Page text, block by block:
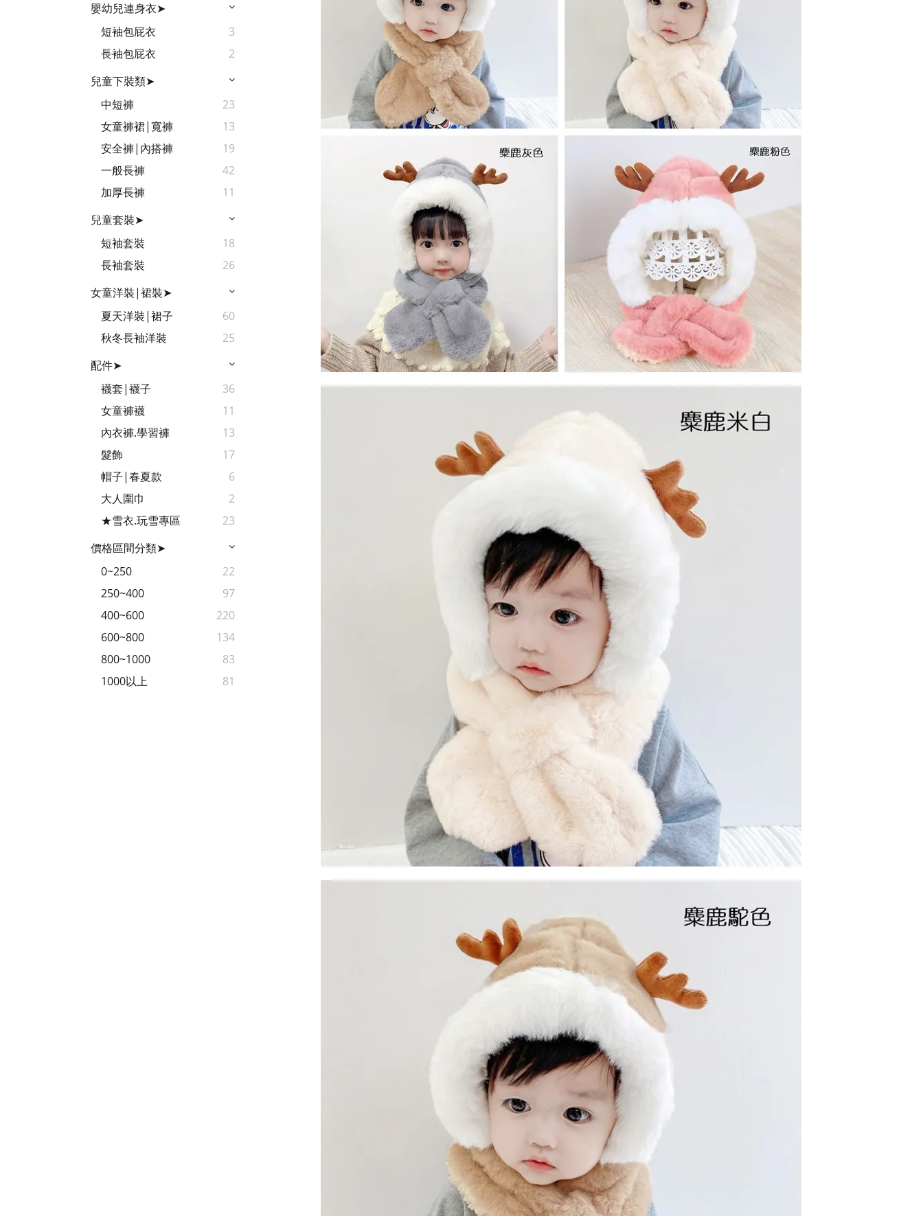
嬰幼兒連身衣➤
短袖包屁衣
3
長袖包屁衣
2
兒童下裝類➤
中短褲
23
女童褲裙|寬褲
13
安全褲|內搭褲
19
一般長褲
42
加厚長褲
11
兒童套裝➤
短袖套裝
18
長袖套裝
26
女童洋裝|裙裝➤
夏天洋裝|裙子
60
秋冬長袖洋裝
25
配件➤
襪套|襪子
36
女童褲襪
11
內衣褲.學習褲
13
髮飾
17
帽子|春夏款
6
大人圍巾
2
★雪衣.玩雪專區
23
價格區間分類➤
0~250
22
250~400
97
400~600
220
600~800
134
800~1000
83
1000以上
81